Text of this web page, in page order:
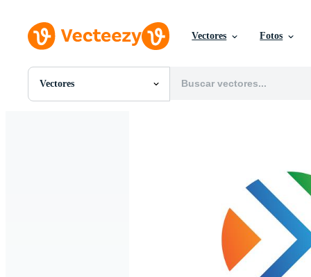
Vectores Fotos
Vectores
Todas Imágenes